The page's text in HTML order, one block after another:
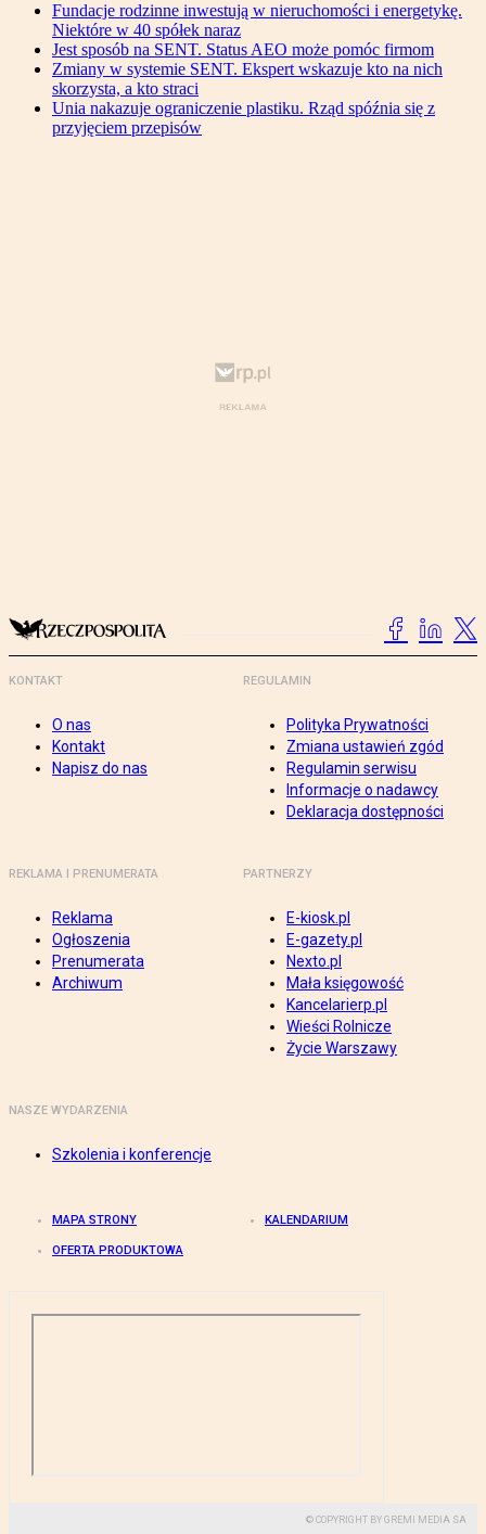
Fundacje rodzinne inwestują w nieruchomości i energetykę.
Niektóre w 40 spółek naraz
Jest sposób na SENT. Status AEO może pomóc firmom
Zmiany w systemie SENT. Ekspert wskazuje kto na nich
skorzysta, a kto straci
Unia nakazuje ograniczenie plastiku. Rząd spóźnia się z
przyjęciem przepisów
KONTAKT
O nas
Kontakt
Napisz do nas
REGULAMIN
Polityka Prywatności
Zmiana ustawień zgód
Regulamin serwisu
Informacje o nadawcy
Deklaracja dostępności
REKLAMA I PRENUMERATA
Reklama
Ogłoszenia
Prenumerata
Archiwum
PARTNERZY
E-kiosk.pl
E-gazety.pl
Nexto.pl
Mała księgowość
Kancelarierp.pl
Wieści Rolnicze
Życie Warszawy
NASZE WYDARZENIA
Szkolenia i konferencje
MAPA STRONY KALENDARIUM
OFERTA PRODUKTOWA
© COPYRIGHT BY GREMI MEDIA SA